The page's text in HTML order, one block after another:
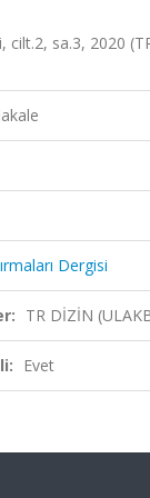
cilt.2, sa.3, 2020
Dergisi
TR DİZİN
Evet